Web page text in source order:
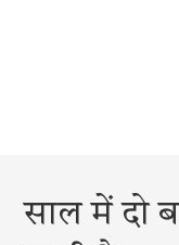
साल में दो